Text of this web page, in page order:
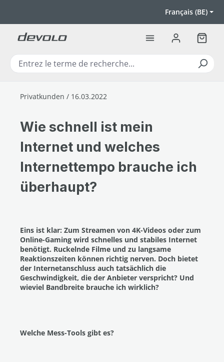
Français (BE)
Le
Privatkunden / 16.03.2022
Wie schnell ist mein
Internet und welches
Internettempo brauche ich
überhaupt?
Eins ist klar: Zum Streamen von 4K-Videos oder zum
Online-Gaming wird schnelles und stabiles Internet
benötigt. Ruckelnde Filme und zu langsame
Reaktionszeiten können richtig nerven. Doch bietet
der Internetanschluss auch tatsächlich die
Geschwindigkeit, die der Anbieter verspricht? Und
wieviel Bandbreite brauche ich wirklich?
Welche Mess-Tools gibt es?